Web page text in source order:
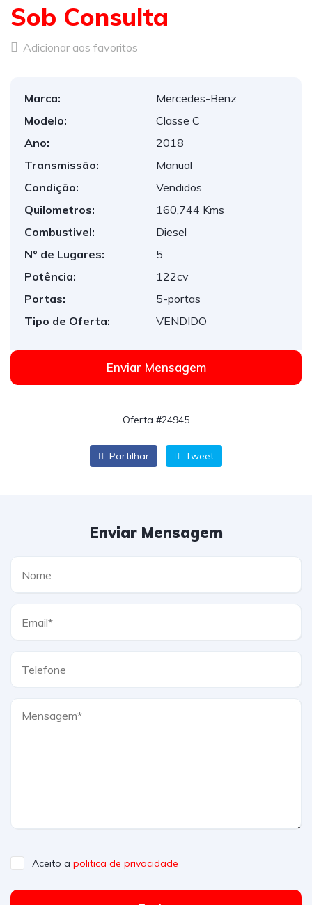
Sob Consulta
Adicionar aos favoritos
Marca:
Mercedes-Benz
Modelo:
Classe C
Ano:
2018
Transmissão:
Manual
Condição:
Vendidos
Quilometros:
160,744 Kms
Combustivel:
Diesel
Nº de Lugares:
5
Potência:
122cv
Portas:
5-portas
Tipo de Oferta:
VENDIDO
Enviar Mensagem
Oferta #24945
Partilhar Tweet
Enviar Mensagem
Aceito a politica de privacidade